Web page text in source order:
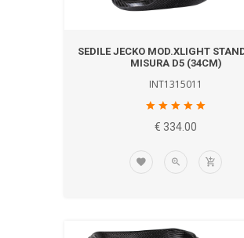
SEDILE JECKO MOD.XLIGHT
MISURA D5 (34CM)
INT1315011
€ 334.00